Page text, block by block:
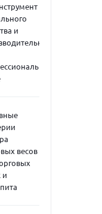
и
весов
и